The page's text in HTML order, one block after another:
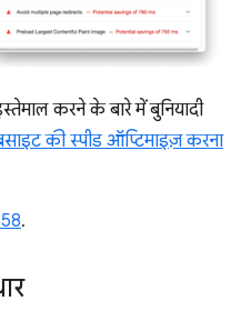
करने के बारे में बुनियादी
की स्पीड ऑप्टिमाइज़ करना
.